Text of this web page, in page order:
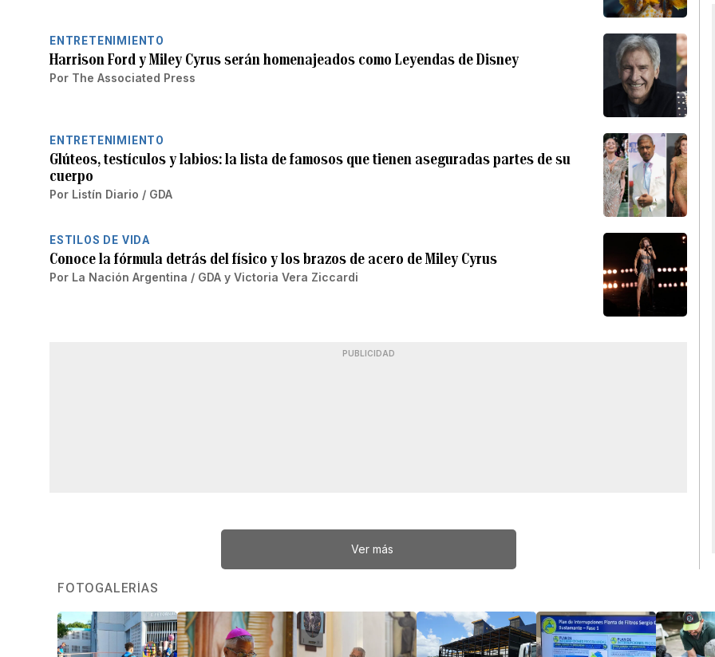
ENTRETENIMIENTO
Harrison Ford y Miley Cyrus serán homenajeados como Leyendas de Disney
Por The Associated Press
ENTRETENIMIENTO
Glúteos, testículos y labios: la lista de famosos que tienen aseguradas partes de su
cuerpo
Por Listín Diario / GDA
ESTILOS DE VIDA
Conoce la fórmula detrás del físico y los brazos de acero de Miley Cyrus
Por La Nación Argentina / GDA y Victoria Vera Ziccardi
PUBLICIDAD
Ver más
FOTOGALERÍAS